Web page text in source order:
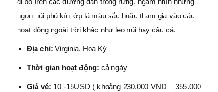
ngọn núi phủ kín lớp lá màu sắc hoặc tham gia vào các
hoạt động ngoài trời khác như leo núi hay câu cá.
Địa chỉ: Virginia, Hoa Kỳ
Thời gian hoạt động: cả ngày
Giá vé: 10 -15USD ( khoảng 230.000 VND – 355.000